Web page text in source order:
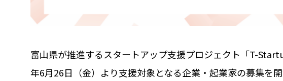
富山県が推進するスタートアップ支援プロジェクト「T-
年6月26日（金）より支援対象となる企業・起業家の募集を開